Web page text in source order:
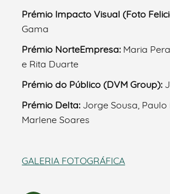
Prémio Impacto Visual (Foto
Gama
Prémio NorteEmpresa: Maria
e Rita Duarte
Prémio do Público (DVM Group):
Prémio Delta: Jorge Sousa,
Marlene Soares
GALERIA FOTOGRÁFICA